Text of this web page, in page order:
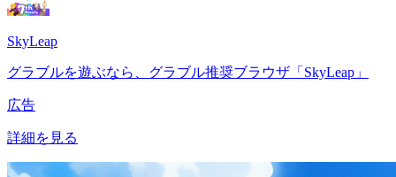
SkyLeap
グラブルを遊ぶなら、グラブル推奨ブラウザ「SkyLeap」
広告
詳細を見る